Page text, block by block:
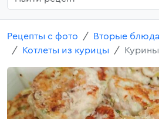
Рецепты с фото Вторые блюда
Котлеты из курицы